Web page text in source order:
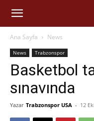
Ana Sayfa News
News Trabzonspor
Basketbol
sınavında
Yazar Trabzonspor USA - 12